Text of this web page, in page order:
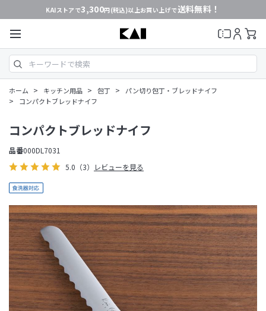
KAIストアで3,300円(税込)以上お買い上げで送料無料！
ホーム > キッチン用品 > 包丁 > パン切り包丁・ブレッドナイフ
> コンパクトブレッドナイフ
5.0 （3） レビューを見る
コンパクトブレッドナイフ
品番000DL7031